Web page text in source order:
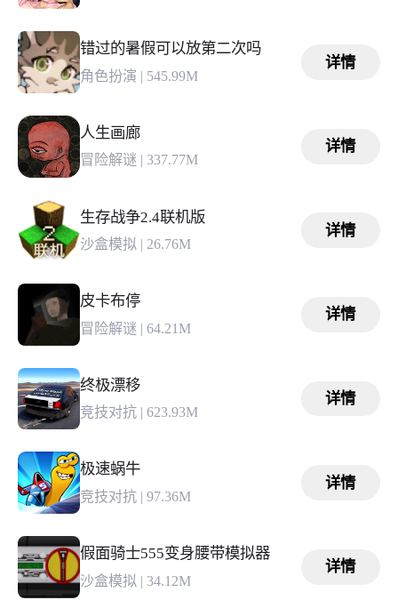
错过的暑假可以放第二次吗
角色扮演 | 545.99M
详情
人生画廊
冒险解谜 337.77M
详情
生存战争2.4联机版
沙盒模拟 | 26.76M
详情
皮卡布停
冒险解谜 | 64.21M
详情
终极漂移
竞技对抗| 623.93M
详情
极速蜗牛
竞技对抗| 97.36M
详情
假面骑士555变身腰带模拟器
沙盒模拟 | 34.12M
详情